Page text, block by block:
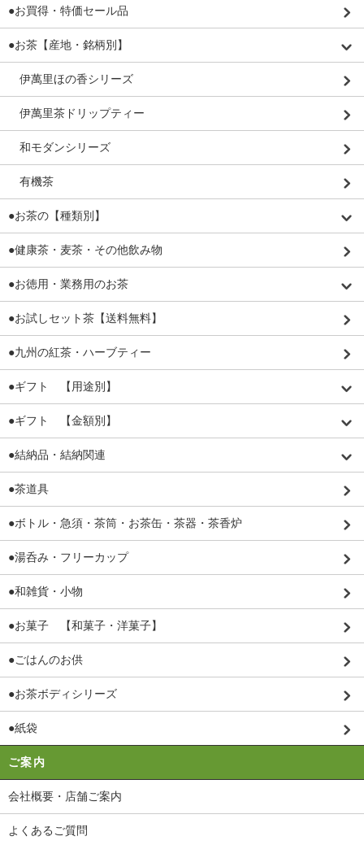
●お買得・特価セール品
●お茶【産地・銘柄別】
伊萬里ほの香シリーズ
伊萬里茶ドリップティー
和モダンシリーズ
有機茶
●お茶の【種類別】
●健康茶・麦茶・その他飲み物
●お徳用・業務用のお茶
●お試しセット茶【送料無料】
●九州の紅茶・ハーブティー
●ギフト 【用途別】
●ギフト 【金額別】
●結納品・結納関連
●茶道具
●ボトル・急須・茶筒・お茶缶・茶器・茶香炉
●湯呑み・フリーカップ
●和雑貨・小物
●お菓子 【和菓子・洋菓子】
●ごはんのお供
●お茶ボディシリーズ
●紙袋
ご案内
会社概要・店舗ご案内
よくあるご質問